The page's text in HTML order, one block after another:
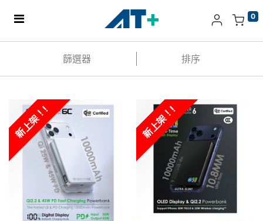
0
Apple
關於我們
分店地址​
更多
篩選器 排序
新上架！! 新上架！!